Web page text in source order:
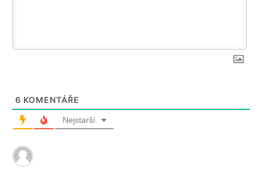
6 KOMENTÁŘE
Nejstarší